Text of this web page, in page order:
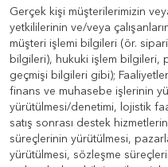
Gerçek kişi müşterilerimizin
yetkililerinin ve/veya
müşteri işlemi bilgileri (ör.
bilgileri), hukuki işlem bilgileri,
geçmişi bilgileri gibi);
finans ve muhasebe işlerinin
yürütülmesi/denetimi, lojistik
satış sonrası destek
süreçlerinin yürütülmesi,
yürütülmesi, sözleşme